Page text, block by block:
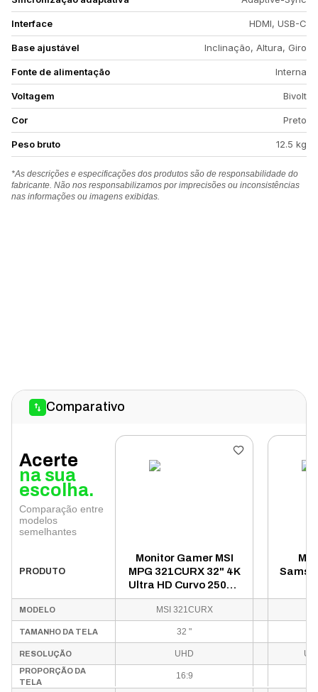
Interface HDMI, USB-C
Base ajustável Inclinação, Altura, Giro
Fonte de alimentação Interna
Voltagem Bivolt
Cor Preto
Peso bruto 12.5 kg
*As descrições e especificações dos produtos são de responsabilidade do
fabricante. Não nos responsabilizamos por imprecisões ou inconsistências
nas informações ou imagens exibidas.
Comparativo
Acerte
na sua
escolha.
Comparação entre
modelos
semelhantes
PRODUTO
Monitor Gamer MSI
MPG 321CURX 32" 4K
Ultra HD Curvo 250Hz
OLED - Preto
MODELO MSI 321CURX
TAMANHO DA TELA 32 "
RESOLUÇÃO UHD
PROPORÇÃO DA
TELA
16:9